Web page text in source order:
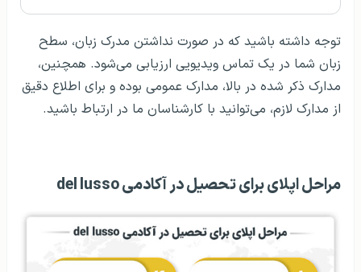
توجه داشته باشید که در صورت نداشتن مدرک زبان، سطح
زبان شما در یک تماس ویدیویی ارزیابی می‌شود. همچنین،
مدارک ذکر شده در بالا، مدارک عمومی بوده و برای اطلاع دقیق
از مدارک لازم، می‌توانید با کارشناسان ما در ارتباط باشید.
مراحل اپلای برای تحصیل در آکادمی del lusso